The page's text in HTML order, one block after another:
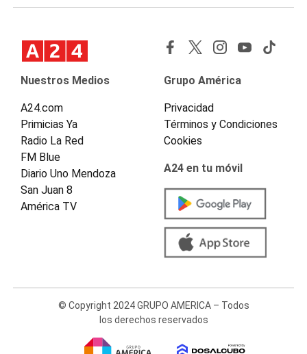
Nuestros Medios
A24.com
Primicias Ya
Radio La Red
FM Blue
Diario Uno Mendoza
San Juan 8
América TV
Grupo América
Privacidad
Términos y Condiciones
Cookies
A24 en tu móvil
© Copyright 2024 GRUPO AMERICA – Todos
los derechos reservados